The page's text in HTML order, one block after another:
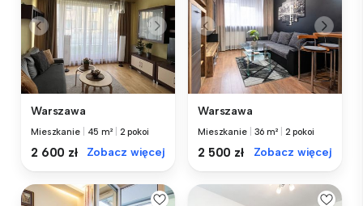
Warszawa
Mieszkanie 45 m² 2 pokoi
2 600 zł Zobacz więcej
Warszawa
Mieszkanie 36 m² 2 pokoi
2 500 zł Zobacz więcej